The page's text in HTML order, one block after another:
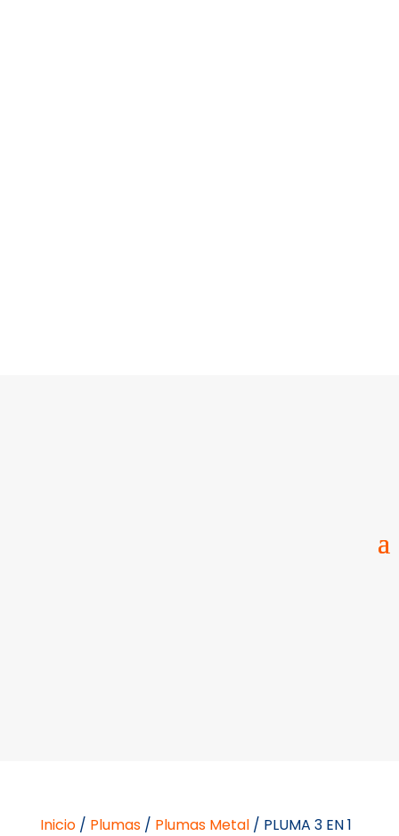
Inicio/ Plumas/ Plumas Metal/ PLUMA 3 EN 1